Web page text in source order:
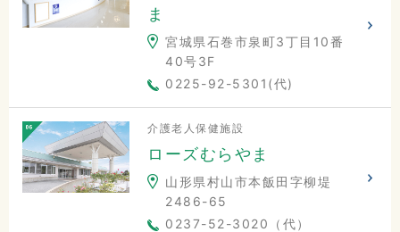
ま
宮城県石巻市泉町3丁目10番
40号3F
0225-92-5301(代)
介護老人保健施設
ローズむらやま
山形県村山市本飯田字柳堤
2486-65
0237-52-3020（代）